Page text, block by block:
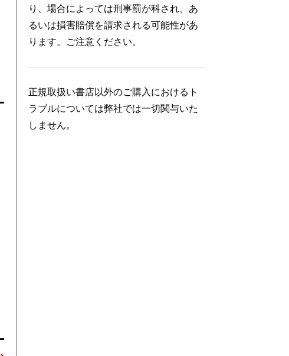
り、場合によっては刑事罰が科され、あ
るいは損害賠償を請求される可能性があ
ります。ご注意ください。
正規取扱い書店以外のご購入におけるト
ラブルについては弊社では一切関与いた
しません。